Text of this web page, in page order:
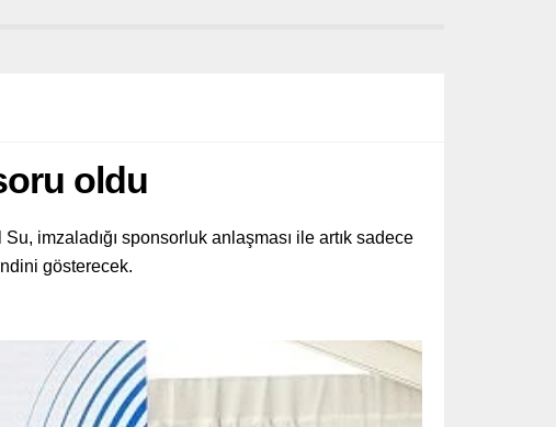
oldu
imzaladığı sponsorluk anlaşması ile artık sadece
gösterecek.